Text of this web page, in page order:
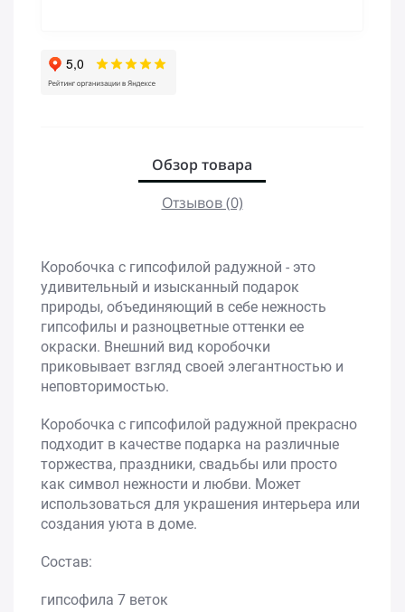
Обзор товара
Отзывов (0)
Коробочка с гипсофилой радужной - это
удивительный и изысканный подарок
природы, объединяющий в себе нежность
гипсофилы и разноцветные оттенки ее
окраски. Внешний вид коробочки
приковывает взгляд своей элегантностью и
неповторимостью.
Коробочка с гипсофилой радужной прекрасно
подходит в качестве подарка на различные
торжества, праздники, свадьбы или просто
как символ нежности и любви. Может
использоваться для украшения интерьера или
создания уюта в доме.
Состав:
гипсофила 7 веток